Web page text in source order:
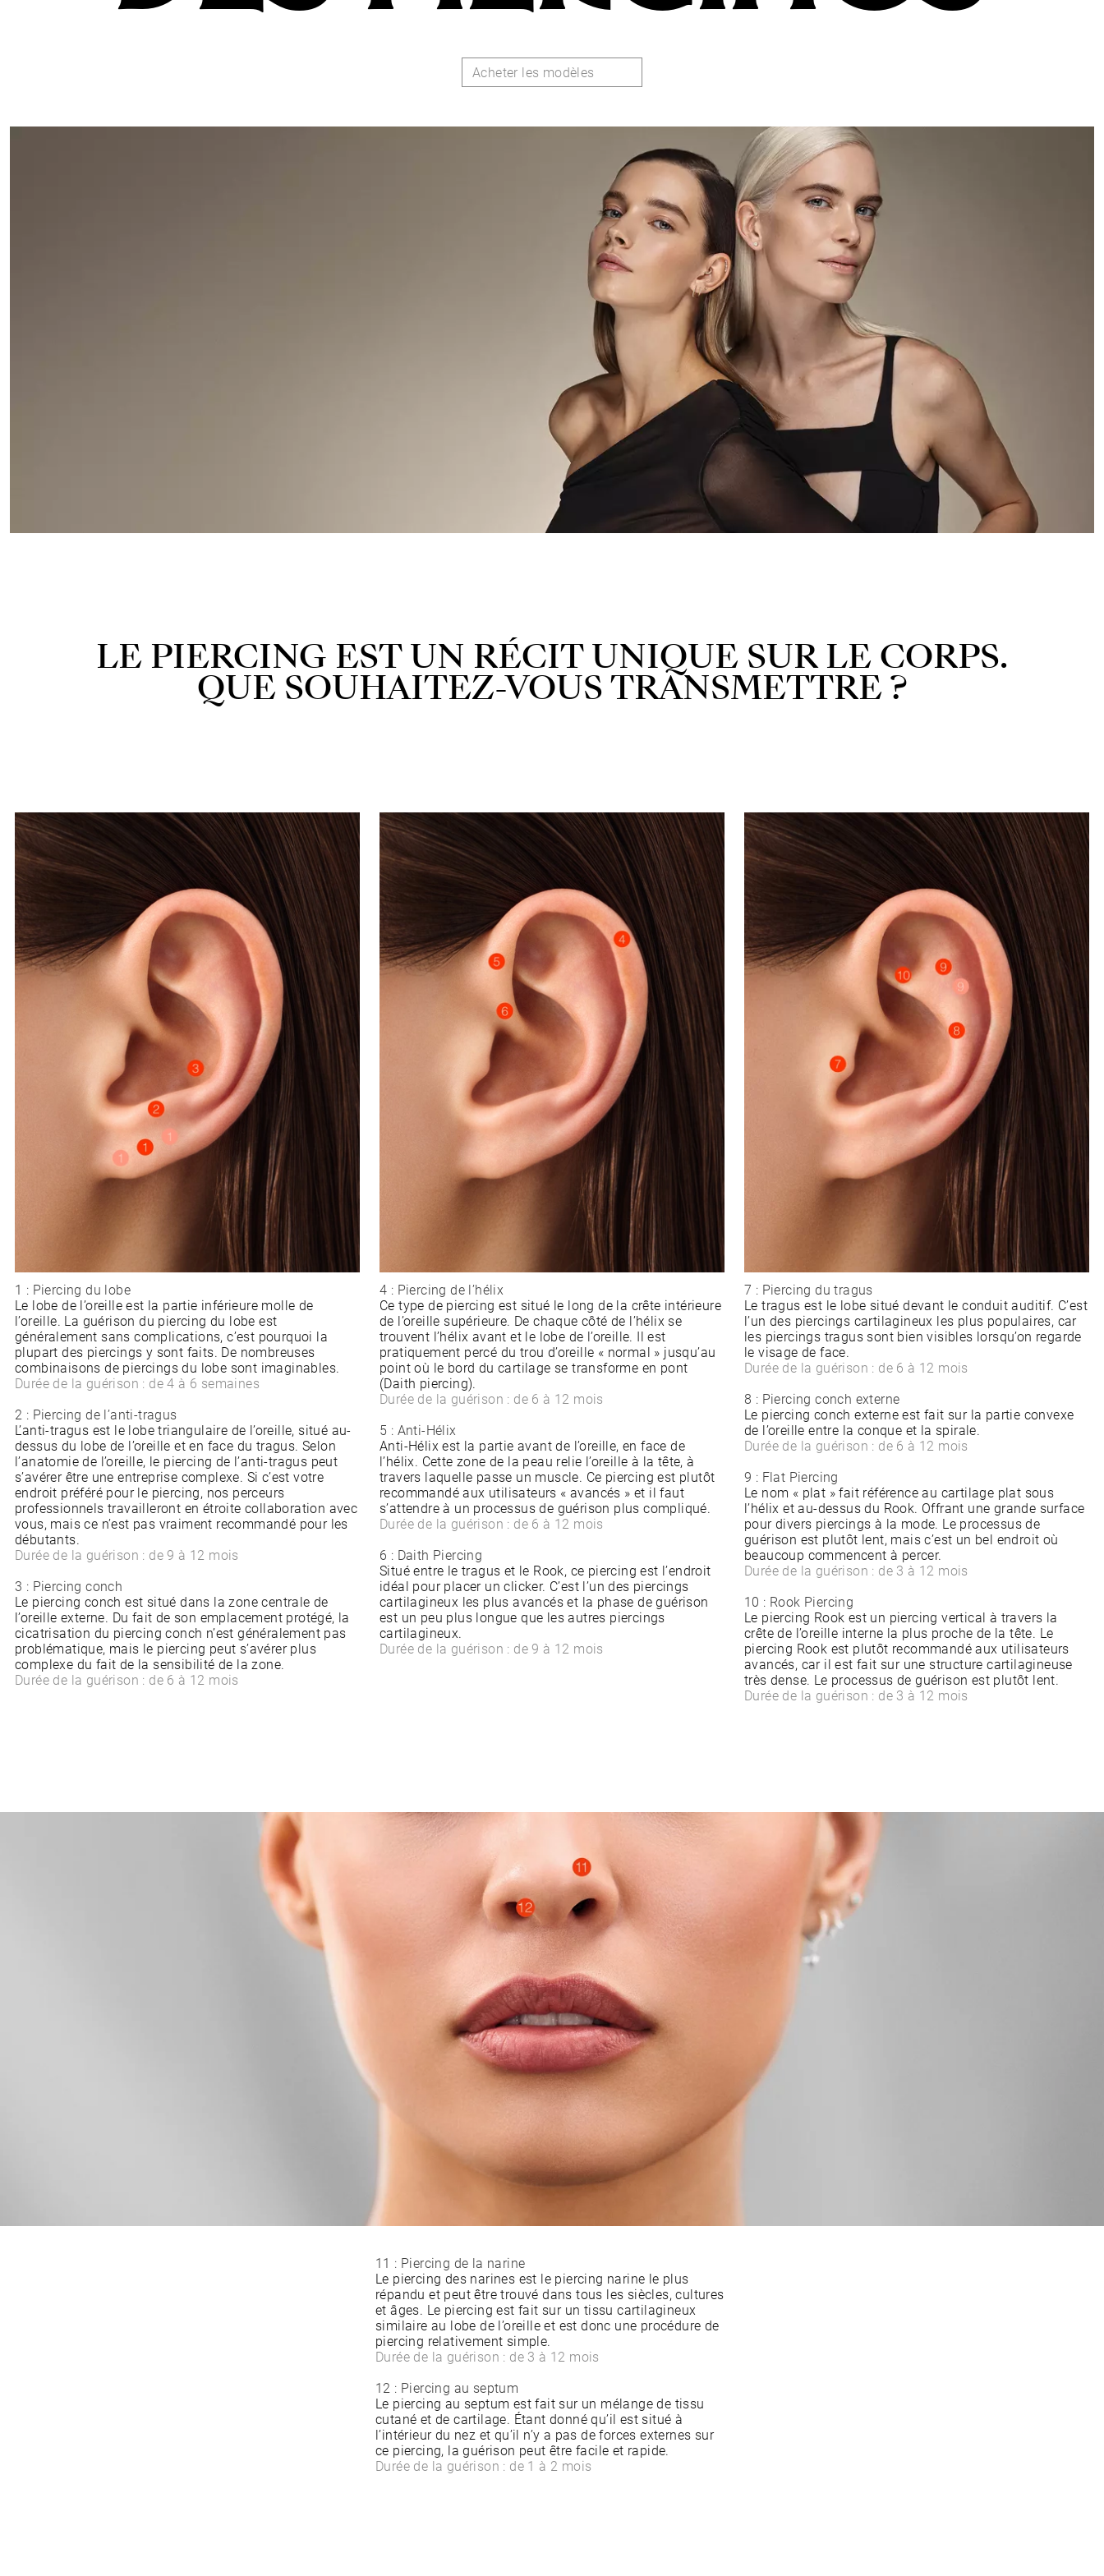
Acheter les modèles
LE PIERCING EST UN RÉCIT UNIQUE SUR LE CORPS.
QUE SOUHAITEZ-VOUS TRANSMETTRE ?
1 : Piercing du lobe
Le lobe de l’oreille est la partie inférieure molle de
l’oreille. La guérison du piercing du lobe est
généralement sans complications, c’est pourquoi la
plupart des piercings y sont faits. De nombreuses
combinaisons de piercings du lobe sont imaginables.
Durée de la guérison : de 4 à 6 semaines
2 : Piercing de l’anti-tragus
L’anti-tragus est le lobe triangulaire de l’oreille, situé au-
dessus du lobe de l’oreille et en face du tragus. Selon
l’anatomie de l’oreille, le piercing de l’anti-tragus peut
s’avérer être une entreprise complexe. Si c’est votre
endroit préféré pour le piercing, nos perceurs
professionnels travailleront en étroite collaboration avec
vous, mais ce n’est pas vraiment recommandé pour les
débutants.
Durée de la guérison : de 9 à 12 mois
3 : Piercing conch
Le piercing conch est situé dans la zone centrale de
l’oreille externe. Du fait de son emplacement protégé, la
cicatrisation du piercing conch n’est généralement pas
problématique, mais le piercing peut s’avérer plus
complexe du fait de la sensibilité de la zone.
Durée de la guérison : de 6 à 12 mois
4 : Piercing de l’hélix
Ce type de piercing est situé le long de la crête intérieure
de l’oreille supérieure. De chaque côté de l’hélix se
trouvent l’hélix avant et le lobe de l’oreille. Il est
pratiquement percé du trou d’oreille « normal » jusqu’au
point où le bord du cartilage se transforme en pont
(Daith piercing).
Durée de la guérison : de 6 à 12 mois
5 : Anti-Hélix
Anti-Hélix est la partie avant de l’oreille, en face de
l’hélix. Cette zone de la peau relie l’oreille à la tête, à
travers laquelle passe un muscle. Ce piercing est plutôt
recommandé aux utilisateurs « avancés » et il faut
s’attendre à un processus de guérison plus compliqué.
Durée de la guérison : de 6 à 12 mois
6 : Daith Piercing
Situé entre le tragus et le Rook, ce piercing est l’endroit
idéal pour placer un clicker. C’est l’un des piercings
cartilagineux les plus avancés et la phase de guérison
est un peu plus longue que les autres piercings
cartilagineux.
Durée de la guérison : de 9 à 12 mois
7 : Piercing du tragus
Le tragus est le lobe situé devant le conduit auditif. C’est
l’un des piercings cartilagineux les plus populaires, car
les piercings tragus sont bien visibles lorsqu’on regarde
le visage de face.
Durée de la guérison : de 6 à 12 mois
8 : Piercing conch externe
Le piercing conch externe est fait sur la partie convexe
de l’oreille entre la conque et la spirale.
Durée de la guérison : de 6 à 12 mois
9 : Flat Piercing
Le nom « plat » fait référence au cartilage plat sous
l’hélix et au-dessus du Rook. Offrant une grande surface
pour divers piercings à la mode. Le processus de
guérison est plutôt lent, mais c’est un bel endroit où
beaucoup commencent à percer.
Durée de la guérison : de 3 à 12 mois
10 : Rook Piercing
Le piercing Rook est un piercing vertical à travers la
crête de l’oreille interne la plus proche de la tête. Le
piercing Rook est plutôt recommandé aux utilisateurs
avancés, car il est fait sur une structure cartilagineuse
très dense. Le processus de guérison est plutôt lent.
Durée de la guérison : de 3 à 12 mois
11 : Piercing de la narine
Le piercing des narines est le piercing narine le plus
répandu et peut être trouvé dans tous les siècles, cultures
et âges. Le piercing est fait sur un tissu cartilagineux
similaire au lobe de l’oreille et est donc une procédure de
piercing relativement simple.
Durée de la guérison : de 3 à 12 mois
12 : Piercing au septum
Le piercing au septum est fait sur un mélange de tissu
cutané et de cartilage. Étant donné qu’il est situé à
l’intérieur du nez et qu’il n’y a pas de forces externes sur
ce piercing, la guérison peut être facile et rapide.
Durée de la guérison : de 1 à 2 mois